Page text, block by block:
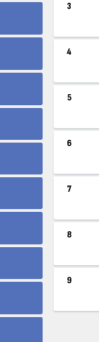
3
4
5
6
7
8
9